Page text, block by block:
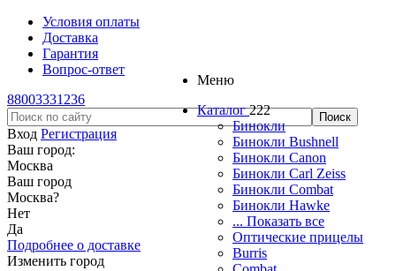
Условия оплаты
Доставка
Гарантия
Вопрос-ответ
88003331236
Вход Регистрация
Ваш город:
Москва
Ваш город
Москва?
Нет
Да
Подробнее о доставке
Изменить город
Меню
Каталог 222
Бинокли
Бинокли Bushnell
Бинокли Canon
Бинокли Carl Zeiss
Бинокли Combat
Бинокли Hawke
... Показать все
Оптические прицелы
Burris